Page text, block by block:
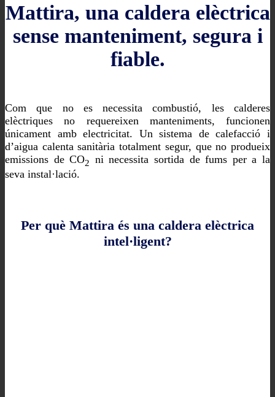
Mattira, una caldera elèctrica
sense manteniment, segura i
fiable.
Com que no es necessita combustió, les calderes
elèctriques no requereixen manteniments, funcionen
únicament amb electricitat. Un sistema de calefacció i
d’aigua calenta sanitària totalment segur, que no produeix
emissions de CO2
ni necessita sortida de fums per a la
seva instal·lació.
Per què Mattira és una caldera elèctrica
intel·ligent?